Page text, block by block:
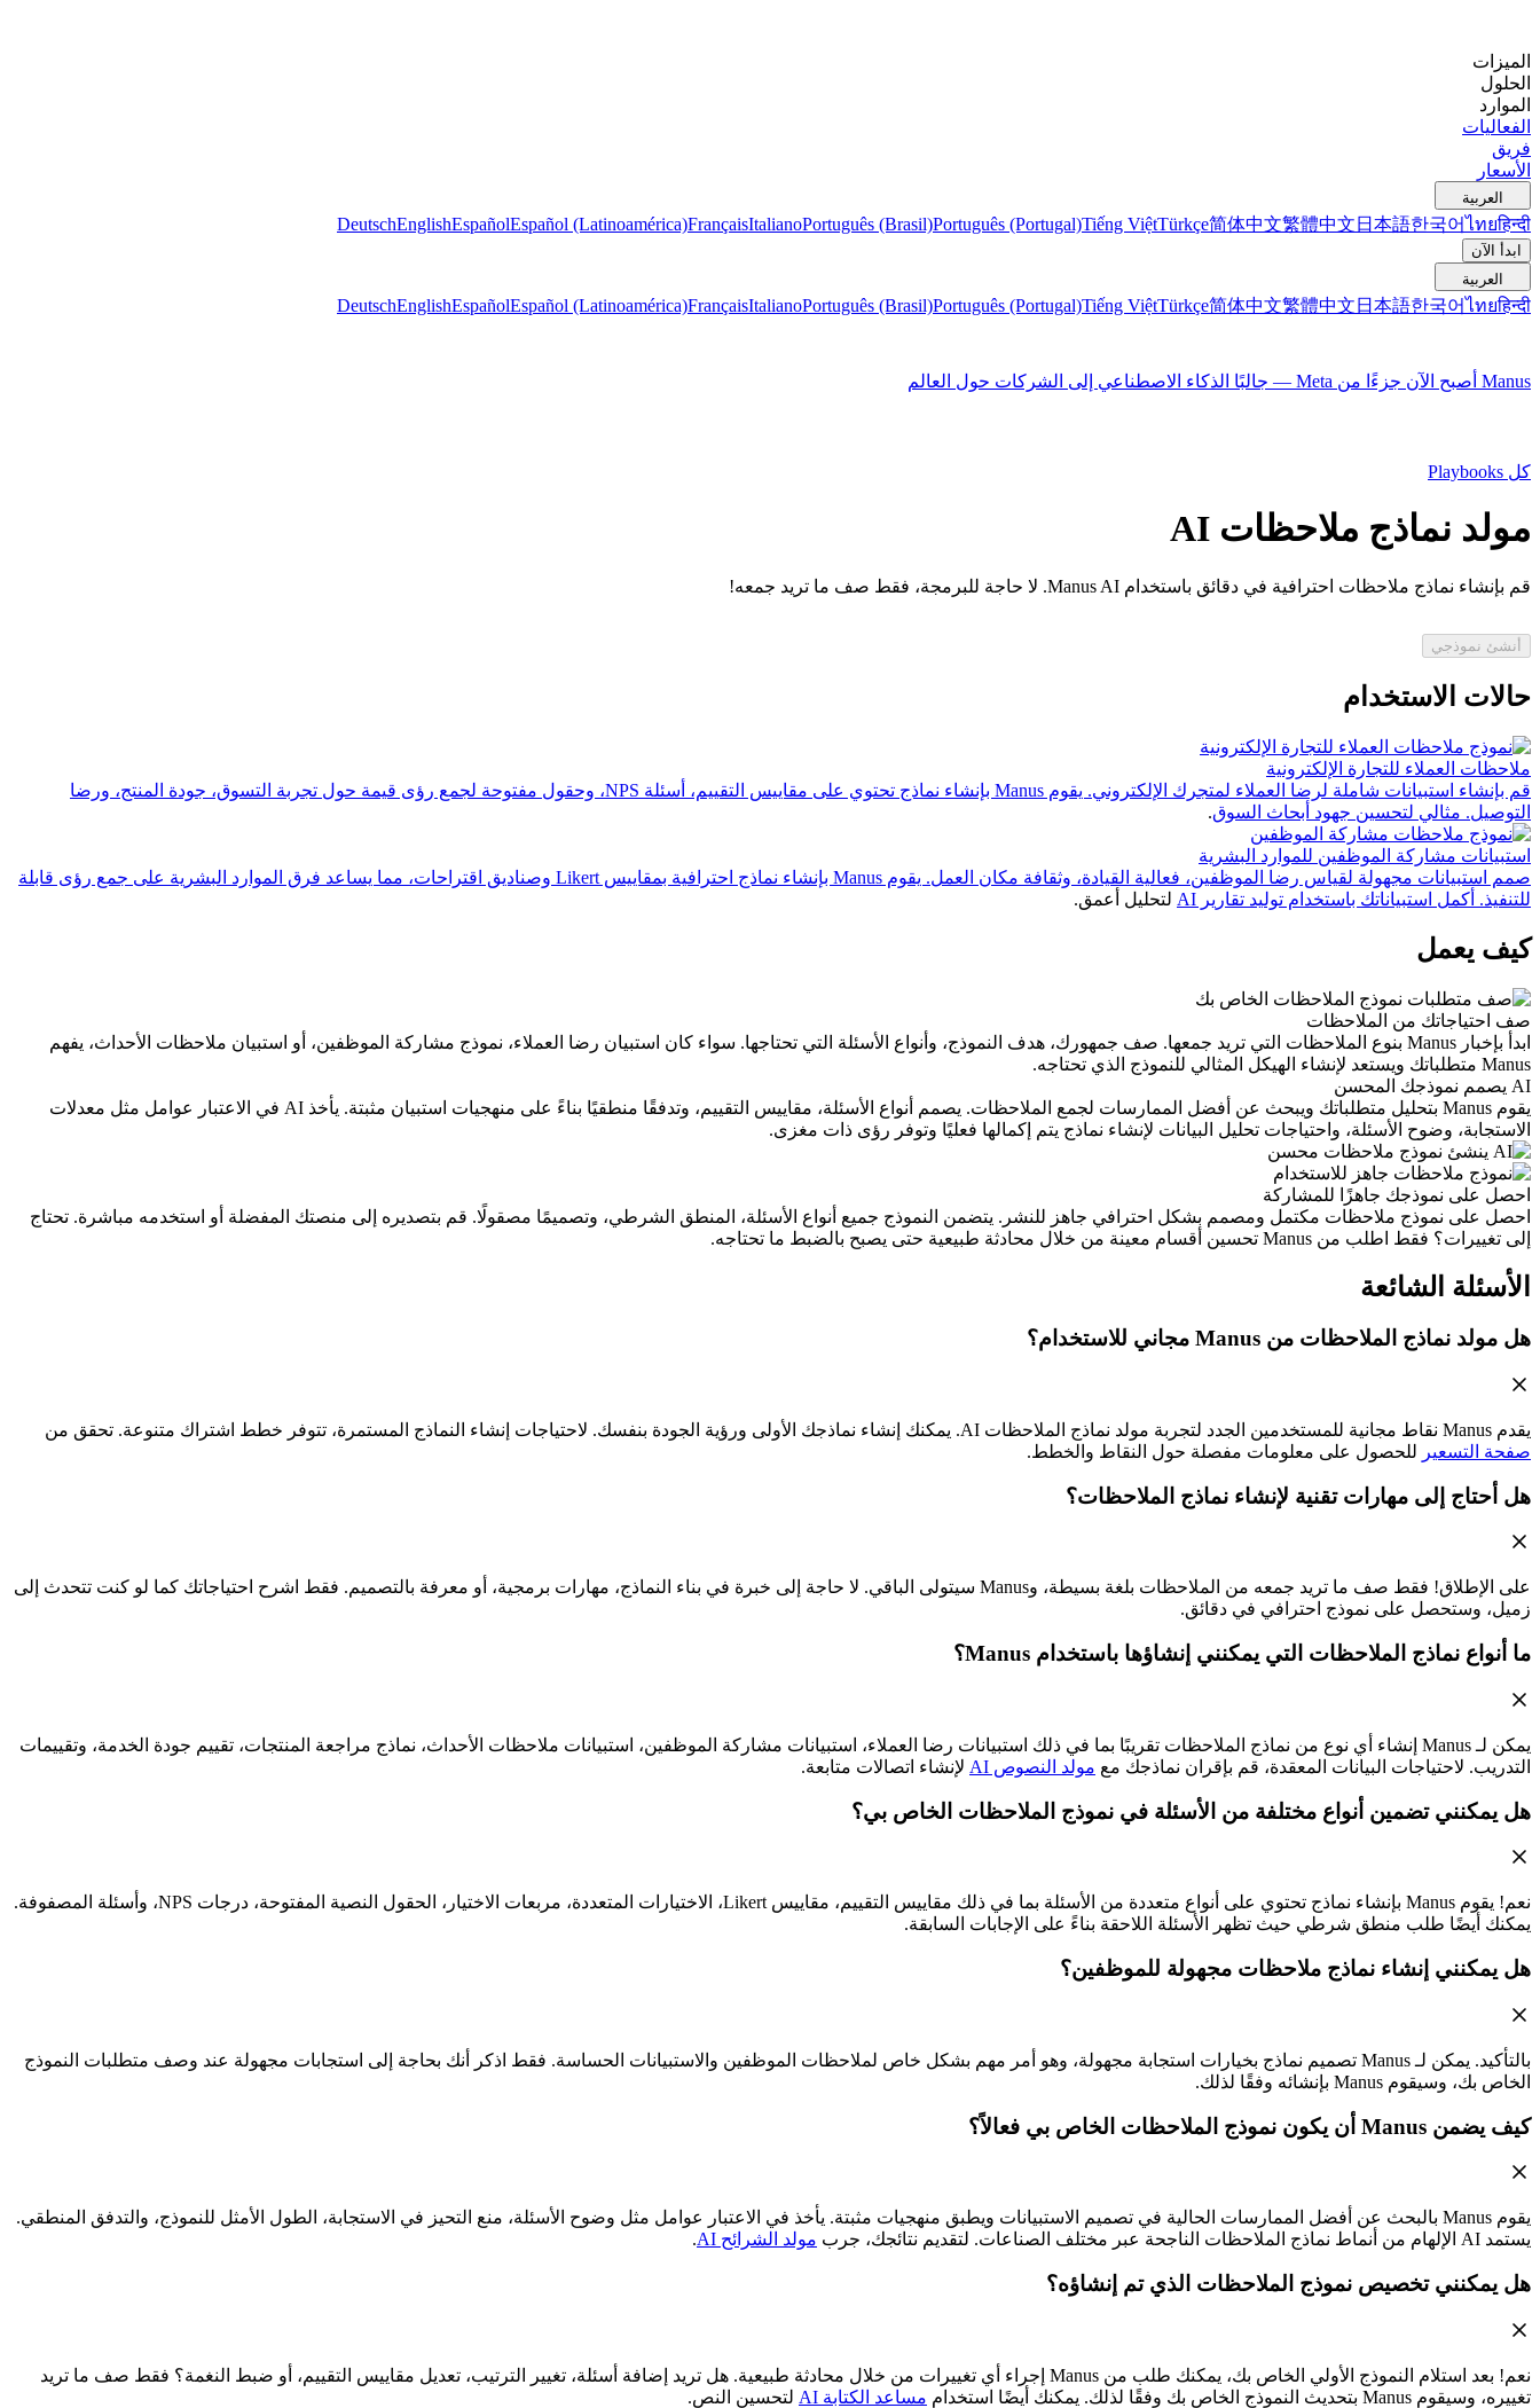
الميزات
الحلول
الموارد
الفعاليات
فريق
الأسعار
العربية
DeutschEnglishEspañolEspañol (Latinoamérica)FrançaisItalianoPortuguês (Brasil)Português (Portugal)Tiếng ViệtTürkçe简体中文繁體中文 日本語한국어ไทยहिन्दी
ابدأ الآن
العربية
DeutschEnglishEspañolEspañol (Latinoamérica)FrançaisItalianoPortuguês (Brasil)Português (Portugal)Tiếng ViệtTürkçe简体中文繁體中文 日本語한국어ไทยहिन्दी
Manus أصبح الآن جزءًا من Meta — جالبًا الذكاء الاصطناعي إلى الشركات حول العالم
كل Playbooks
مولد نماذج ملاحظات AI
قم بإنشاء نماذج ملاحظات احترافية في دقائق باستخدام Manus AI. لا حاجة للبرمجة، فقط صف ما تريد جمعه!
أنشئ نموذجي
حالات الاستخدام
ملاحظات العملاء للتجارة الإلكترونية
قم بإنشاء استبيانات شاملة لرضا العملاء لمتجرك الإلكتروني. يقوم Manus بإنشاء نماذج تحتوي على مقاييس التقييم، أسئلة NPS، وحقول مفتوحة لجمع رؤى قيمة حول تجربة التسوق، جودة المنتج، ورضا
التوصيل. مثالي لتحسين جهود أبحاث السوق.
استبيانات مشاركة الموظفين للموارد البشرية
صمم استبيانات مجهولة لقياس رضا الموظفين، فعالية القيادة، وثقافة مكان العمل. يقوم Manus بإنشاء نماذج احترافية بمقاييس Likert وصناديق اقتراحات، مما يساعد فرق الموارد البشرية على جمع رؤى قابلة
للتنفيذ. أكمل استبياناتك باستخدام توليد تقارير AI لتحليل أعمق.
كيف يعمل
صف احتياجاتك من الملاحظات
ابدأ بإخبار Manus بنوع الملاحظات التي تريد جمعها. صف جمهورك، هدف النموذج، وأنواع الأسئلة التي تحتاجها. سواء كان استبيان رضا العملاء، نموذج مشاركة الموظفين، أو استبيان ملاحظات الأحداث، يفهم
Manus متطلباتك ويستعد لإنشاء الهيكل المثالي للنموذج الذي تحتاجه.
AI يصمم نموذجك المحسن
يقوم Manus بتحليل متطلباتك ويبحث عن أفضل الممارسات لجمع الملاحظات. يصمم أنواع الأسئلة، مقاييس التقييم، وتدفقًا منطقيًا بناءً على منهجيات استبيان مثبتة. يأخذ AI في الاعتبار عوامل مثل معدلات
الاستجابة، وضوح الأسئلة، واحتياجات تحليل البيانات لإنشاء نماذج يتم إكمالها فعليًا وتوفر رؤى ذات مغزى.
احصل على نموذجك جاهزًا للمشاركة
احصل على نموذج ملاحظات مكتمل ومصمم بشكل احترافي جاهز للنشر. يتضمن النموذج جميع أنواع الأسئلة، المنطق الشرطي، وتصميمًا مصقولًا. قم بتصديره إلى منصتك المفضلة أو استخدمه مباشرة. تحتاج
إلى تغييرات؟ فقط اطلب من Manus تحسين أقسام معينة من خلال محادثة طبيعية حتى يصبح بالضبط ما تحتاجه.
الأسئلة الشائعة
هل مولد نماذج الملاحظات من Manus مجاني للاستخدام؟
يقدم Manus نقاط مجانية للمستخدمين الجدد لتجربة مولد نماذج الملاحظات AI. يمكنك إنشاء نماذجك الأولى ورؤية الجودة بنفسك. لاحتياجات إنشاء النماذج المستمرة، تتوفر خطط اشتراك متنوعة. تحقق من
صفحة التسعير للحصول على معلومات مفصلة حول النقاط والخطط.
هل أحتاج إلى مهارات تقنية لإنشاء نماذج الملاحظات؟
على الإطلاق! فقط صف ما تريد جمعه من الملاحظات بلغة بسيطة، وManus سيتولى الباقي. لا حاجة إلى خبرة في بناء النماذج، مهارات برمجية، أو معرفة بالتصميم. فقط اشرح احتياجاتك كما لو كنت تتحدث إلى
زميل، وستحصل على نموذج احترافي في دقائق.
ما أنواع نماذج الملاحظات التي يمكنني إنشاؤها باستخدام Manus؟
يمكن لـ Manus إنشاء أي نوع من نماذج الملاحظات تقريبًا بما في ذلك استبيانات رضا العملاء، استبيانات مشاركة الموظفين، استبيانات ملاحظات الأحداث، نماذج مراجعة المنتجات، تقييم جودة الخدمة، وتقييمات
التدريب. لاحتياجات البيانات المعقدة، قم بإقران نماذجك مع مولد النصوص AI لإنشاء اتصالات متابعة.
هل يمكنني تضمين أنواع مختلفة من الأسئلة في نموذج الملاحظات الخاص بي؟
نعم! يقوم Manus بإنشاء نماذج تحتوي على أنواع متعددة من الأسئلة بما في ذلك مقاييس التقييم، مقاييس Likert، الاختيارات المتعددة، مربعات الاختيار، الحقول النصية المفتوحة، درجات NPS، وأسئلة المصفوفة.
يمكنك أيضًا طلب منطق شرطي حيث تظهر الأسئلة اللاحقة بناءً على الإجابات السابقة.
هل يمكنني إنشاء نماذج ملاحظات مجهولة للموظفين؟
بالتأكيد. يمكن لـ Manus تصميم نماذج بخيارات استجابة مجهولة، وهو أمر مهم بشكل خاص لملاحظات الموظفين والاستبيانات الحساسة. فقط اذكر أنك بحاجة إلى استجابات مجهولة عند وصف متطلبات النموذج
الخاص بك، وسيقوم Manus بإنشائه وفقًا لذلك.
كيف يضمن Manus أن يكون نموذج الملاحظات الخاص بي فعالاً؟
يقوم Manus بالبحث عن أفضل الممارسات الحالية في تصميم الاستبيانات ويطبق منهجيات مثبتة. يأخذ في الاعتبار عوامل مثل وضوح الأسئلة، منع التحيز في الاستجابة، الطول الأمثل للنموذج، والتدفق المنطقي.
يستمد AI الإلهام من أنماط نماذج الملاحظات الناجحة عبر مختلف الصناعات. لتقديم نتائجك، جرب
مولد الشرائح AI .
هل يمكنني تخصيص نموذج الملاحظات الذي تم إنشاؤه؟
نعم! بعد استلام النموذج الأولي الخاص بك، يمكنك طلب من Manus إجراء أي تغييرات من خلال محادثة طبيعية. هل تريد إضافة أسئلة، تغيير الترتيب، تعديل مقاييس التقييم، أو ضبط النغمة؟ فقط صف ما تريد
تغييره، وسيقوم Manus بتحديث النموذج الخاص بك وفقًا لذلك. يمكنك أيضًا استخدام
مساعد الكتابة AI لتحسين النص.